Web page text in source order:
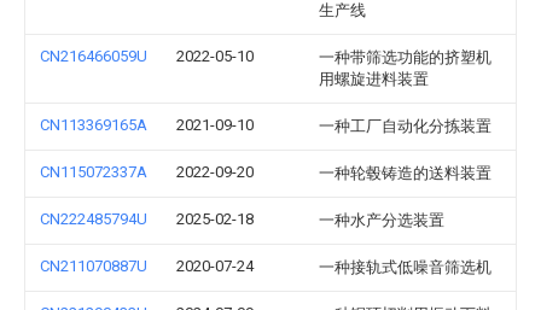
生产线
CN216466059U 2022-05-10
一种带筛选功能的挤塑机
用螺旋进料装置
CN113369165A 2021-09-10 一种工厂自动化分拣装置
CN115072337A 2022-09-20 一种轮毂铸造的送料装置
CN222485794U 2025-02-18 一种水产分选装置
CN211070887U 2020-07-24 一种接轨式低噪音筛选机